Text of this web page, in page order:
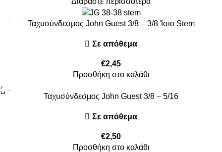
Ταχυσύνδεσμος John Guest 3/8 – 3/8 Ίσιο Stem
Σε απόθεμα
€2,45
Προσθήκη στο καλάθι
Ταχυσύνδεσμος John Guest 3/8 – 5/16
Σε απόθεμα
€2,50
Προσθήκη στο καλάθι